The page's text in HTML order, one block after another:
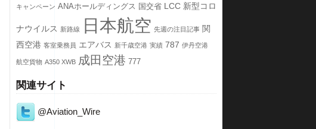
キャンペーン ANAホールディングス 国交省 LCC 新型コロ
ナウイルス 新路線 日本航空 先週の注目記事 関
西空港 客室乗務員 エアバス 新千歳空港 実績 787 伊丹空港
航空貨物 A350 XWB 成田空港 777
関連サイト
@Aviation_Wire